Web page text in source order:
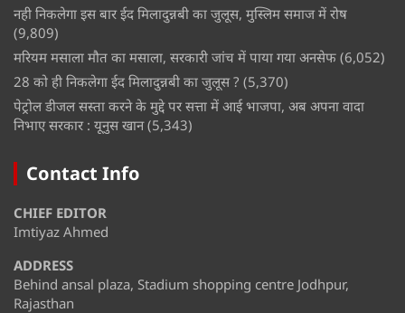
नही निकलेगा इस बार ईद मिलादुन्नबी का जुलूस, मुस्लिम समाज में रोष
(9,809)
मरियम मसाला मौत का मसाला, सरकारी जांच में पाया गया अनसेफ (6,052)
28 को ही निकलेगा ईद मिलादुन्नबी का जुलूस ? (5,370)
पेट्रोल डीजल सस्ता करने के मुद्दे पर सत्ता में आई भाजपा, अब अपना वादा
निभाए सरकार : यूनुस खान (5,343)
Contact Info
CHIEF EDITOR
Imtiyaz Ahmed
ADDRESS
Behind ansal plaza, Stadium shopping centre Jodhpur,
Rajasthan